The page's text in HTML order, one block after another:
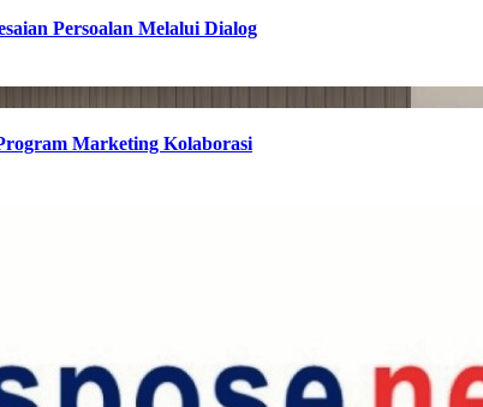
Persoalan Melalui Dialog
Marketing Kolaborasi